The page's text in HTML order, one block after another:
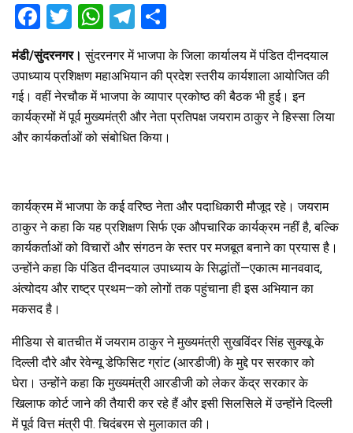
F
a
ce
b
o
o
T
wi
tt
er
W
at
s
A
p
T
e
gr
a
m
h
ar
e
मंडी/सुंदरनगर। सुंदरनगर में भाजपा के जिला कार्यालय में पंडित दीनदयाल
उपाध्याय प्रशिक्षण महाअभियान की प्रदेश स्तरीय कार्यशाला आयोजित की
गई। वहीं नेरचौक में भाजपा के व्यापार प्रकोष्ठ की बैठक भी हुई। इन
कार्यक्रमों में पूर्व मुख्यमंत्री और नेता प्रतिपक्ष जयराम ठाकुर ने हिस्सा लिया
और कार्यकर्ताओं को संबोधित किया।
कार्यक्रम में भाजपा के कई वरिष्ठ नेता और पदाधिकारी मौजूद रहे। जयराम
ठाकुर ने कहा कि यह प्रशिक्षण सिर्फ एक औपचारिक कार्यक्रम नहीं है, बल्कि
कार्यकर्ताओं को विचारों और संगठन के स्तर पर मजबूत बनाने का प्रयास है।
उन्होंने कहा कि पंडित दीनदयाल उपाध्याय के सिद्धांतों—एकात्म मानववाद,
अंत्योदय और राष्ट्र प्रथम—को लोगों तक पहुंचाना ही इस अभियान का
मकसद है।
मीडिया से बातचीत में जयराम ठाकुर ने मुख्यमंत्री सुखविंदर सिंह सुक्खू के
दिल्ली दौरे और रेवेन्यू डेफिसिट ग्रांट (आरडीजी) के मुद्दे पर सरकार को
घेरा। उन्होंने कहा कि मुख्यमंत्री आरडीजी को लेकर केंद्र सरकार के
खिलाफ कोर्ट जाने की तैयारी कर रहे हैं और इसी सिलसिले में उन्होंने दिल्ली
में पूर्व वित्त मंत्री पी. चिदंबरम से मुलाकात की।